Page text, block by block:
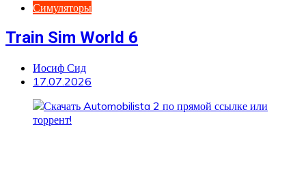
Симуляторы
Train Sim World 6
Иосиф Сид
17.07.2026